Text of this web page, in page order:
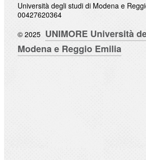
Università degli studi di Modena e
00427620364
© 2025 UNIMORE Università
Modena e Reggio Emilia